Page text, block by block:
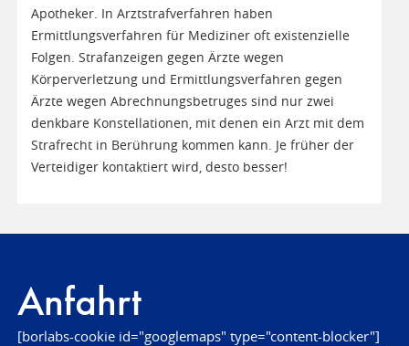
Apotheker. In Arztstrafverfahren haben
Ermittlungsverfahren für Mediziner oft existenzielle
Folgen. Strafanzeigen gegen Ärzte wegen
Körperverletzung und Ermittlungsverfahren gegen
Ärzte wegen Abrechnungsbetruges sind nur zwei
denkbare Konstellationen, mit denen ein Arzt mit dem
Strafrecht in Berührung kommen kann. Je früher der
Verteidiger kontaktiert wird, desto besser!
Anfahrt
[borlabs-cookie id="googlemaps" type="content-blocker"]